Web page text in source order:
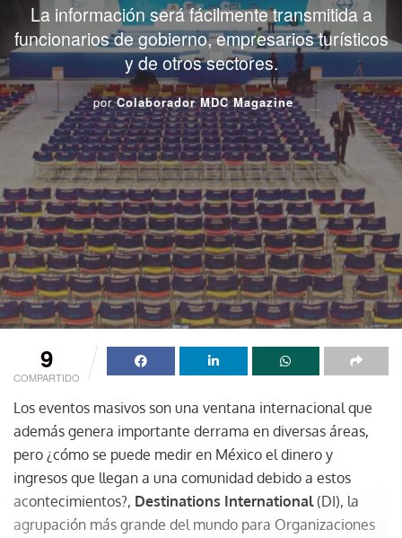
La información será fácilmente transmitida a
funcionarios de gobierno, empresarios turísticos
y de otros sectores.
por Colaborador MDC Magazine
9
COMPARTIDO
Los eventos masivos son una ventana internacional que
además genera importante derrama en diversas áreas,
pero ¿cómo se puede medir en México el dinero y
ingresos que llegan a una comunidad debido a estos
acontecimientos?, Destinations International(DI), la
agrupación más grande del mundo para Organizaciones